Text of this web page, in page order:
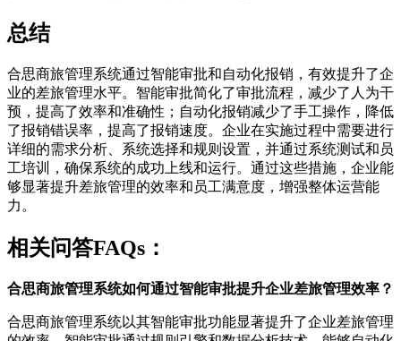
总结
合思商旅管理系统通过智能审批和自动化报销，有效提升了企
业的差旅管理水平。智能审批简化了审批流程，减少了人为干
预，提高了效率和准确性；自动化报销减少了手工操作，降低
了报销错误率，提高了报销速度。企业在实施过程中需要进行
详细的需求分析、系统选择和规则设置，并通过系统测试和员
工培训，确保系统的成功上线和运行。通过这些措施，企业能
够显著提升差旅管理的效率和员工满意度，增强整体运营能
力。
相关问答FAQs：
合思商旅管理系统如何通过智能审批提升企业差旅管理效率？
合思商旅管理系统以其智能审批功能显著提升了企业差旅管理